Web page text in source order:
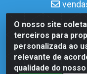
O nosso site
terceiros para
personalizada ao
relevante de
qualidade do
Casa Norte LTDA -
Dix-Sept